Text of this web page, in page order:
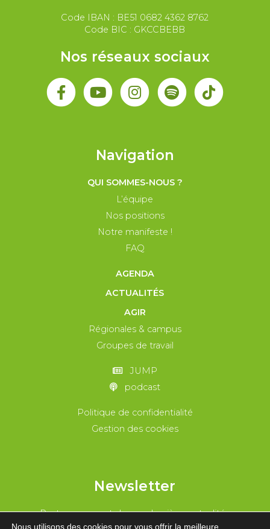
Code IBAN : BE51 0682 4362 8762
Code BIC : GKCCBEBB
Nos réseaux sociaux
Navigation
QUI SOMMES-NOUS ?
L’équipe
Nos positions
Notre manifeste !
FAQ
AGENDA
ACTUALITÉS
AGIR
Régionales & campus
Groupes de travail
JUMP
podcast
Politique de confidentialité
Gestion des cookies
Newsletter
Reste au courant de nos dernières actualités
Nous utilisons des cookies pour vous offrir la meilleure